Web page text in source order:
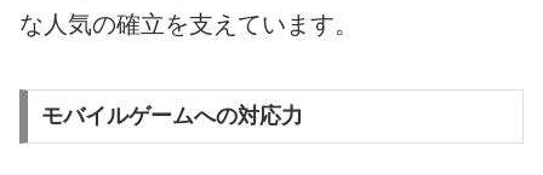
な人気の確立を支えています。
モバイルゲームへの対応力